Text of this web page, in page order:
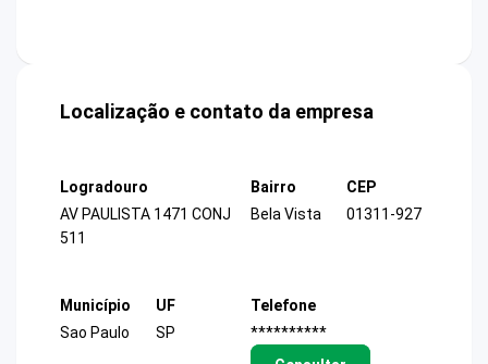
Localização e contato da empresa
Logradouro
AV PAULISTA 1471 CONJ
511
Bairro
Bela Vista
CEP
01311-927
Município
Sao Paulo
UF
SP
Telefone
**********